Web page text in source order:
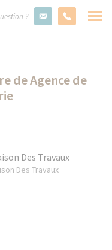
?
de Agence de
Des Travaux